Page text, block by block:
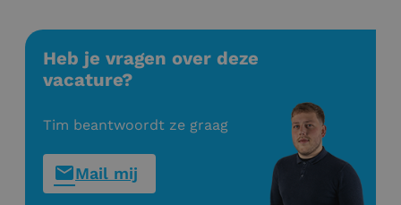
Heb je vragen over deze
vacature?
Tim beantwoordt ze graag
Mail mij